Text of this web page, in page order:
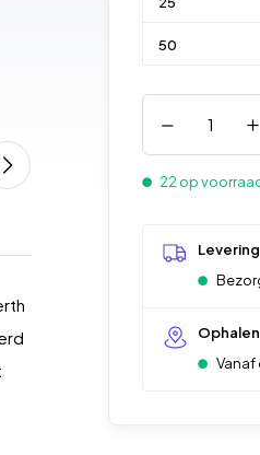
50
22 op
Levering
Ophalen
Vanaf